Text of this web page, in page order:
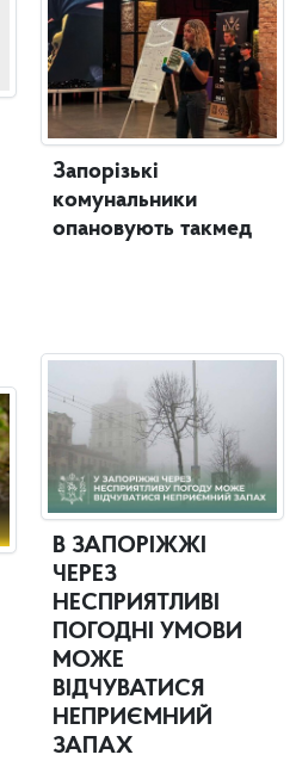
Запорізькі
комунальники
опановують такмед
В ЗАПОРІЖЖІ
ЧЕРЕЗ
НЕСПРИЯТЛИВІ
ПОГОДНІ УМОВИ
МОЖЕ
ВІДЧУВАТИСЯ
НЕПРИЄМНИЙ
ЗАПАХ